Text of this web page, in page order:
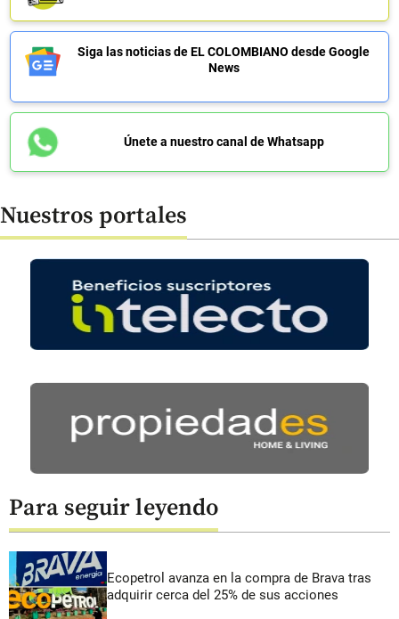
Siga las noticias de EL COLOMBIANO desde Google
News
Únete a nuestro canal de Whatsapp
Nuestros portales
Para seguir leyendo
Ecopetrol avanza en la compra de Brava tras
adquirir cerca del 25% de sus acciones